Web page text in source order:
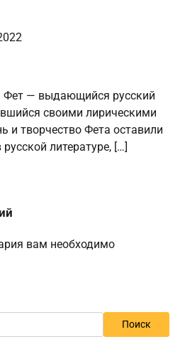
Фет — выдающийся русский
своими лирическими
и творчество Фета оставили
литературе, […]
вам необходимо
Поиск